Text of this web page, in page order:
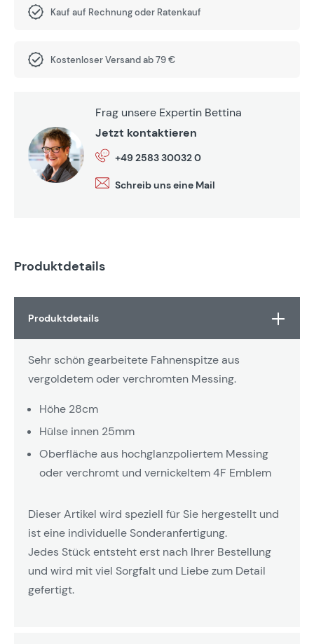
Kauf auf Rechnung oder Ratenkauf
Kostenloser Versand ab 79 €
Frag unsere Expertin Bettina
Jetzt kontaktieren
+49 2583 30032 0
Schreib uns eine Mail
Produktdetails
Produktdetails
Sehr schön gearbeitete Fahnenspitze aus
vergoldetem oder verchromten Messing.
Höhe 28cm
Hülse innen 25mm
Oberfläche aus hochglanzpoliertem Messing
oder verchromt und vernickeltem 4F Emblem
Dieser Artikel wird speziell für Sie hergestellt und
ist eine individuelle Sonderanfertigung.
Jedes Stück entsteht erst nach Ihrer Bestellung
und wird mit viel Sorgfalt und Liebe zum Detail
gefertigt.